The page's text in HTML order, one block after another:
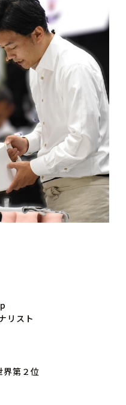
リスト
第２位